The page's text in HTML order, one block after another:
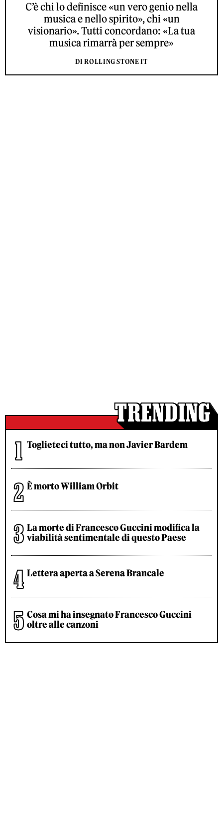
C’è chi lo definisce «un vero genio nella
musica e nello spirito», chi «un
visionario». Tutti concordano: «La tua
musica rimarrà per sempre»
DI ROLLING STONE IT
Toglieteci tutto, ma non Javier Bardem
È morto William Orbit
La morte di Francesco Guccini modifica la
viabilità sentimentale di questo Paese
Lettera aperta a Serena Brancale
Cosa mi ha insegnato Francesco Guccini
oltre alle canzoni